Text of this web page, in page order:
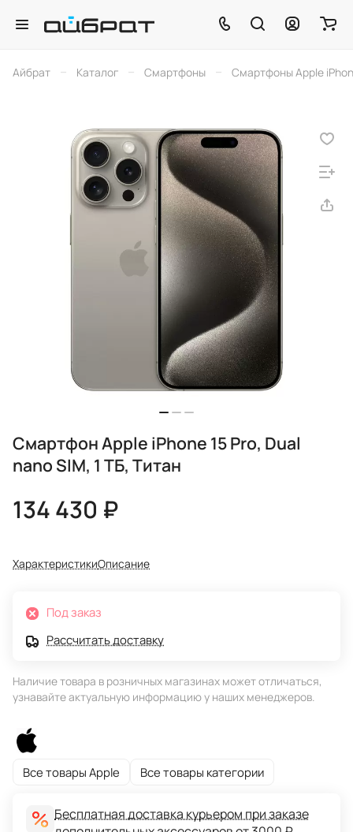
Айбрат – Каталог – Смартфоны – Смартфоны Apple
Смартфон Apple iPhone 15 Pro, Dual
nano SIM, 1 ТБ, Титан
134 430 ₽
ХарактеристикиОписание
Под заказ
Рассчитать доставку
Наличие товара в розничных магазинах может отличаться,
узнавайте актуальную информацию у наших менеджеров.
Все товары Apple Все товары категории
Бесплатная доставка курьером при заказе